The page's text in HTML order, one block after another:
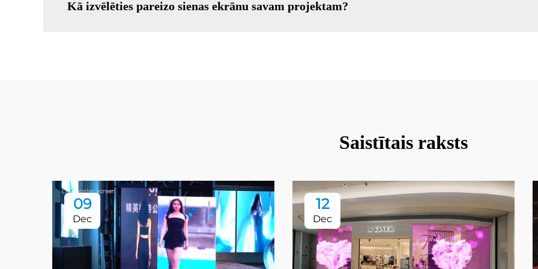
Kā izvēlēties pareizo sienas ekrānu savam projektam?
Saistītais raksts
09
Dec
12
Dec